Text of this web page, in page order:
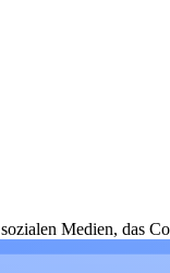
Medien, das